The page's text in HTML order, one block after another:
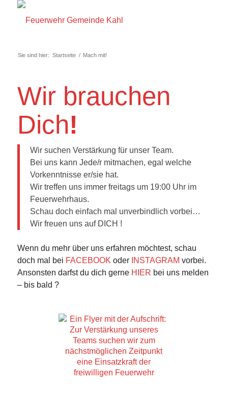
Sie sind hier: Startseite / Mach mit!
Wir brauchen
Dich!
Wir suchen Verstärkung für unser Team.
Bei uns kann Jede/r mitmachen, egal welche
Vorkenntnisse er/sie hat.
Wir treffen uns immer freitags um 19:00 Uhr im
Feuerwehrhaus.
Schau doch einfach mal unverbindlich vorbei…
Wir freuen uns auf DICH !
Wenn du mehr über uns erfahren möchtest, schau
doch mal bei FACEBOOK oder INSTAGRAM vorbei.
Ansonsten darfst du dich gerne HIER bei uns melden
– bis bald ?